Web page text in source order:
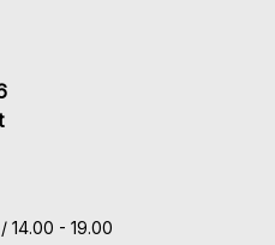
14.00 - 19.00